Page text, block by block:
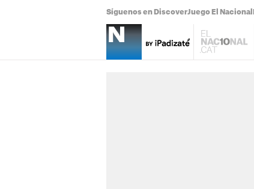
Síguenos en DiscoverJuego El Nacional